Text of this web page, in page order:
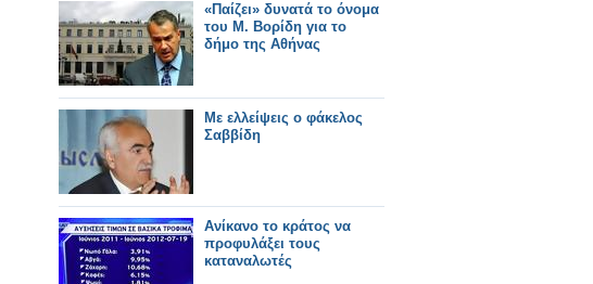
«Παίζει» δυνατά το όνομα
του Μ. Βορίδη για το
δήμο της Αθήνας
Με ελλείψεις ο φάκελος
Σαββίδη
Ανίκανο το κράτος να
προφυλάξει τους
καταναλωτές